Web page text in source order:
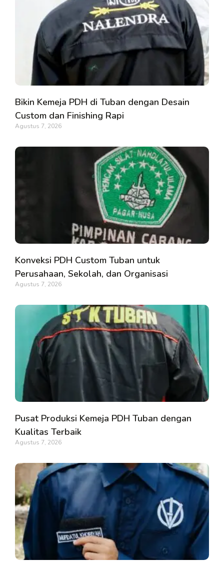
Bikin Kemeja PDH di Tuban dengan Desain
Custom dan Finishing Rapi
Agustus 7, 2026
Konveksi PDH Custom Tuban untuk
Perusahaan, Sekolah, dan Organisasi
Agustus 7, 2026
Pusat Produksi Kemeja PDH Tuban dengan
Kualitas Terbaik
Agustus 7, 2026